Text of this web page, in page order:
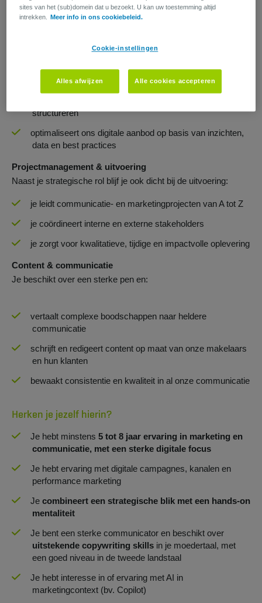
(Marketing4Brokers)
werkt hiervoor nauw samen met collega’s die vandaag al
stappen zetten in digitale marketing
structureren
optimaliseert ons digitale aanbod op basis van inzichten,
data en best practices
Projectmanagement & uitvoering
Naast je strategische rol blijf je ook dicht bij de uitvoering:
je leidt communicatie- en marketingprojecten van A tot Z
je coördineert interne en externe stakeholders
je zorgt voor kwalitatieve, tijdige en impactvolle oplevering
Content & communicatie
Je beschikt over een sterke pen en:
vertaalt complexe boodschappen naar heldere
communicatie
schrijft en redigeert content op maat van onze makelaars
en hun klanten
bewaakt consistentie en kwaliteit in al onze communicatie
Herken je jezelf hierin?
Je hebt minstens 5 tot 8 jaar ervaring in marketing en
communicatie, met een sterke digitale focus
Je hebt ervaring met digitale campagnes, kanalen en
performance marketing
Je combineert een strategische blik met een hands-on
mentaliteit
Je bent een sterke communicator en beschikt over
uitstekende copywriting skills in je moedertaal, met
een goed niveau in de tweede landstaal
Je hebt interesse in of ervaring met AI in
marketingcontext (bv. Copilot)
sites van het (sub)domein dat u bezoekt. U kan uw toestemming altijd
intrekken.
Meer info in ons cookiebeleid.
Cookie-instellingen
Alles afwijzen Alle cookies accepteren